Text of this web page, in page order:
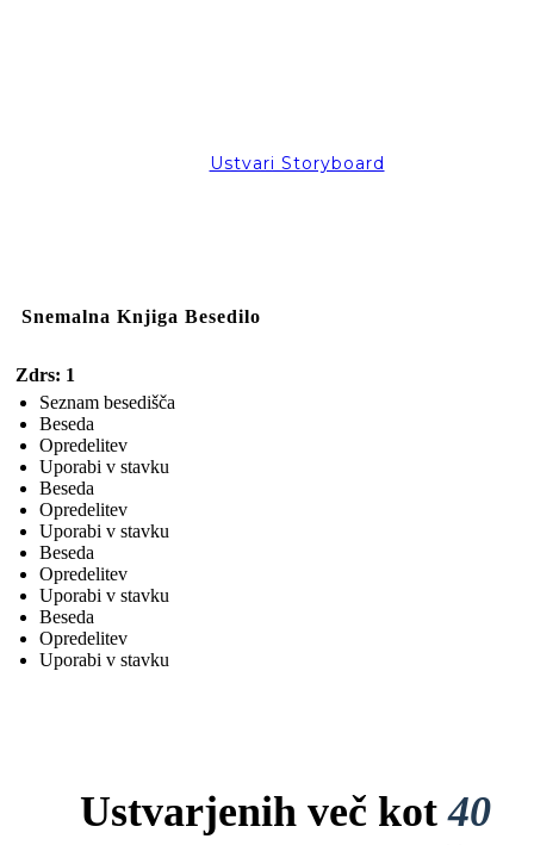
Ustvari Storyboard
Snemalna Knjiga Besedilo
Zdrs: 1
Seznam besedišča
Beseda
Opredelitev
Uporabi v stavku
Beseda
Opredelitev
Uporabi v stavku
Beseda
Opredelitev
Uporabi v stavku
Beseda
Opredelitev
Uporabi v stavku
Ustvarjenih več kot40